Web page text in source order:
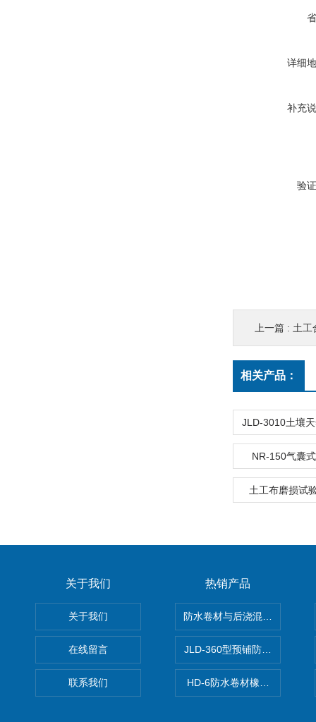
详细
补充
验
上一篇 : 土工
相关产品：
NR-150气囊
土工布磨损试
关于我们
关于我们
在线留言
联系我们
热销产品
防水卷材与后浇混凝土剥离强
JLD-360型预铺防水卷材抗冲
HD-6防水卷材橡胶测厚仪